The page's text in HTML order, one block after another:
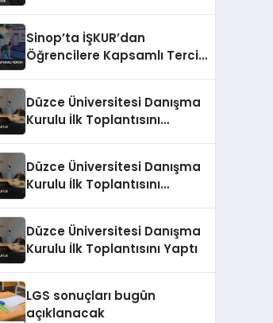
Sinop’ta İŞKUR’dan
Öğrencilere Kapsamlı Tercih
Düzce Üniversitesi Danışma
Kurulu İlk Toplantısını
Düzce Üniversitesi Danışma
Kurulu İlk Toplantısını
Düzce Üniversitesi Danışma
Kurulu İlk Toplantısını Yaptı
LGS sonuçları bugün
açıklanacak